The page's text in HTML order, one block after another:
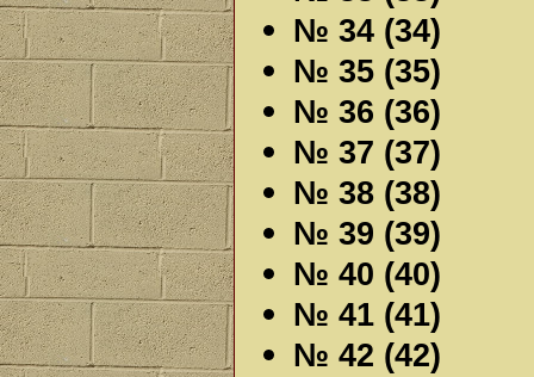
№ 34 (34)
№ 35 (35)
№ 36 (36)
№ 37 (37)
№ 38 (38)
№ 39 (39)
№ 40 (40)
№ 41 (41)
№ 42 (42)